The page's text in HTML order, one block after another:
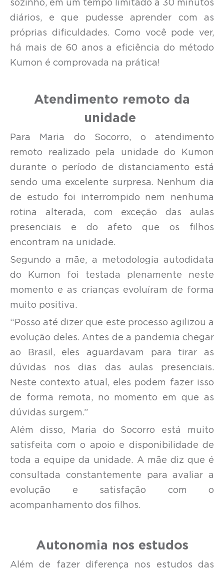
sozinho, em um tempo limitado a 30 minutos
diários, e que pudesse aprender com as
próprias dificuldades. Como você pode ver,
há mais de 60 anos a eficiência do método
Kumon é comprovada na prática!
Atendimento remoto da
unidade
Para Maria do Socorro, o atendimento
remoto realizado pela unidade do Kumon
durante o período de distanciamento está
sendo uma excelente surpresa. Nenhum dia
de estudo foi interrompido nem nenhuma
rotina alterada, com exceção das aulas
presenciais e do afeto que os filhos
encontram na unidade.
Segundo a mãe, a metodologia autodidata
do Kumon foi testada plenamente neste
momento e as crianças evoluíram de forma
muito positiva.
“Posso até dizer que este processo agilizou a
evolução deles. Antes de a pandemia chegar
ao Brasil, eles aguardavam para tirar as
dúvidas nos dias das aulas presenciais.
Neste contexto atual, eles podem fazer isso
de forma remota, no momento em que as
dúvidas surgem.”
Além disso, Maria do Socorro está muito
satisfeita com o apoio e disponibilidade de
toda a equipe da unidade. A mãe diz que é
consultada constantemente para avaliar a
evolução e satisfação com o
acompanhamento dos filhos.
Autonomia nos estudos
Além de fazer diferença nos estudos das